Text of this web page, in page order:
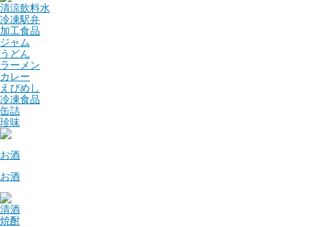
清涼飲料水
冷凍駅弁
加工食品
ジャム
うどん
ラーメン
カレー
えびめし
冷凍食品
缶詰
珍味
お酒
お酒
清酒
焼酎